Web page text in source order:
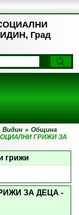
Град
Видин » Община
ГРИЖИ ЗА
грижи
ЗА ДЕЦА -